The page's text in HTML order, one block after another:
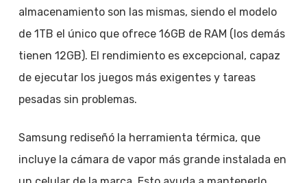
almacenamiento son las mismas, siendo el modelo
de 1TB el único que ofrece 16GB de RAM (los demás
tienen 12GB). El rendimiento es excepcional, capaz
de ejecutar los juegos más exigentes y tareas
pesadas sin problemas.
Samsung rediseñó la herramienta térmica, que
incluye la cámara de vapor más grande instalada en